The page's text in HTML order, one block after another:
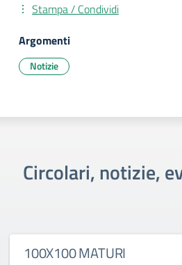
Stampa / Condividi
Argomenti
Notizie
Circolari, notizie,
100X100 MATURI